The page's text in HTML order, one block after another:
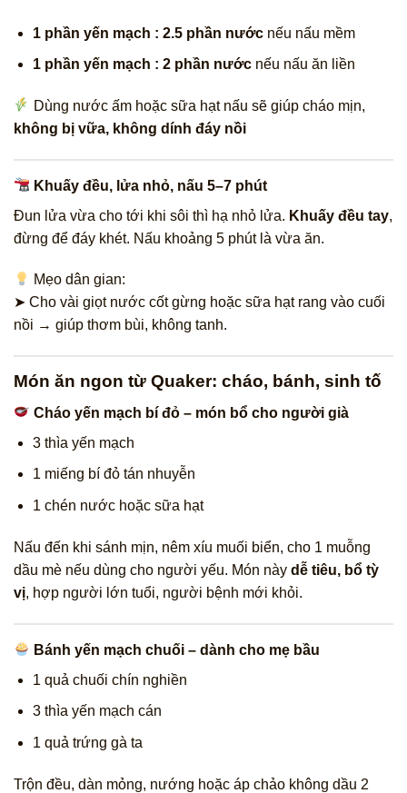
1 phần yến mạch : 2.5 phần nướcnếu nấu mềm
1 phần yến mạch : 2 phần nướcnếu nấu ăn liền
Dùng nước ấm hoặc sữa hạt nấu sẽ giúp cháo mịn,
không bị vữa, không dính đáy nồi
Khuấy đều, lửa nhỏ, nấu 5–7 phút
Đun lửa vừa cho tới khi sôi thì hạ nhỏ lửa. Khuấy đều tay,
đừng để đáy khét. Nấu khoảng 5 phút là vừa ăn.
Mẹo dân gian:
➤ Cho vài giọt nước cốt gừng hoặc sữa hạt rang vào cuối
nồi → giúp thơm bùi, không tanh.
Món ăn ngon từ Quaker: cháo, bánh, sinh tố
Cháo yến mạch bí đỏ – món bổ cho người già
3 thìa yến mạch
1 miếng bí đỏ tán nhuyễn
1 chén nước hoặc sữa hạt
Nấu đến khi sánh mịn, nêm xíu muối biển, cho 1 muỗng
dầu mè nếu dùng cho người yếu. Món này dễ tiêu, bổ tỳ
vị, hợp người lớn tuổi, người bệnh mới khỏi.
Bánh yến mạch chuối – dành cho mẹ bầu
1 quả chuối chín nghiền
3 thìa yến mạch cán
1 quả trứng gà ta
Trộn đều, dàn mỏng, nướng hoặc áp chảo không dầu 2